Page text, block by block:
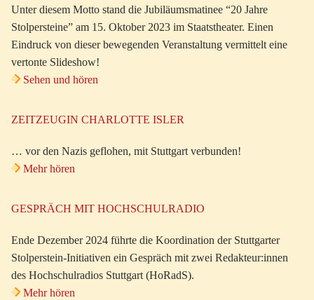
Unter diesem Motto stand die Jubiläumsmatinee “20 Jahre
Stolpersteine” am 15. Oktober 2023 im Staatstheater. Einen
Eindruck von dieser bewegenden Veranstaltung vermittelt eine
vertonte Slideshow!
Sehen und hören
ZEITZEUGIN CHARLOTTE ISLER
… vor den Nazis geflohen, mit Stuttgart verbunden!
Mehr hören
GESPRÄCH MIT HOCHSCHULRADIO
Ende Dezember 2024 führte die Koordination der Stuttgarter
Stolperstein-Initiativen ein Gespräch mit zwei Redakteur:innen
des Hochschulradios Stuttgart (HoRadS).
Mehr hören